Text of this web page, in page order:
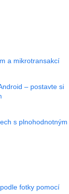
a mikrotransakcí
– postavte si
s plnohodnotným
fotky pomocí